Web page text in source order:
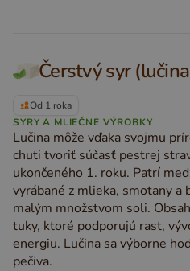
Čerstvý syr
Od 1 roka
SYRY A MLIEČNE VÝROBKY
Lučina môže vďaka svojmu
chuti tvoriť súčasť pestrej
ukončeného 1. roku. Patrí
vyrábané z mlieka, smotany a
malým množstvom soli.
tuky, ktoré podporujú rast,
energiu. Lučina sa výborne
pečiva.